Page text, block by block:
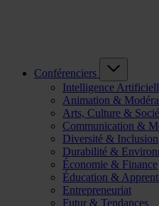
Conférenciers
Intelligence
Animation &
Arts, Culture &
Communication &
Diversité & Inclusion
Durabilité &
Économie & Finance
Éducation &
Entrepreneuriat
Futur & Tendances